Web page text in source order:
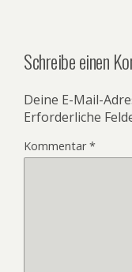
Schreibe einen
Deine E-Mail-
Erforderliche
Kommentar*